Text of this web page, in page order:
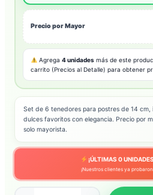
Precio por Mayor
Agrega4 unidades más de este
carrito (Precios al Detalle) para obtener
Set de 6 tenedores para postres de 14
dulces favoritos con elegancia. Precio por
solo mayorista.
¡ÚLTIMAS0
¡Nuestros clientes ya